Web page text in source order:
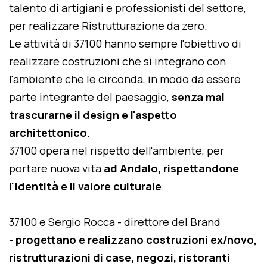
talento di artigiani e professionisti del settore,
per realizzare Ristrutturazione da zero.
Le attività di 37100 hanno sempre l'obiettivo di
realizzare costruzioni che si integrano con
l'ambiente che le circonda, in modo da essere
parte integrante del paesaggio, senza mai
trascurarne il design e l'aspetto
architettonico.
37100 opera nel rispetto dell'ambiente, per
portare nuova vita ad Andalo, rispettandone
l'identità e il valore culturale.
37100 e Sergio Rocca - direttore del Brand
- progettano e realizzano costruzioni ex/novo,
ristrutturazioni di case, negozi, ristoranti